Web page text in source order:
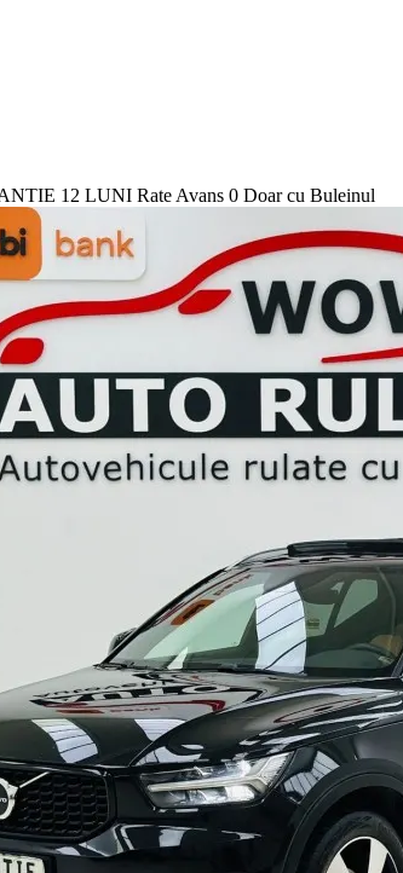
12 LUNI Rate Avans 0 Doar cu Buleinul